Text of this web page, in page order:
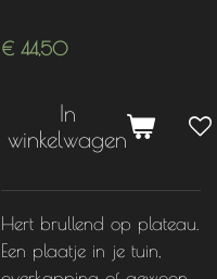
€ 44,50
In
winkelwagen
Hert brullend op plateau.
Een plaatje in je tuin,